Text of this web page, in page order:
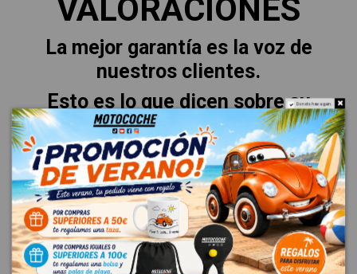
VALORACIONES
La mejor garantía es la voz de
nuestros clientes.
Esto es lo que dicen sobre su
experiencia.
Do not show again.